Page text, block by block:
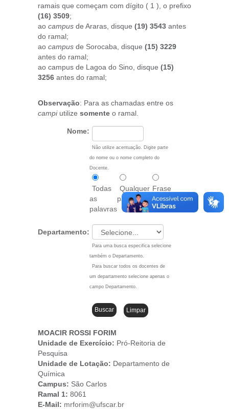
ramais que começam com dígito ( 1 ), o prefixo
(16) 3509;
ao campus de Araras, disque (19) 3543 antes
do ramal;
ao campus de Sorocaba, disque (15) 3229
antes do ramal;
ao campus de Lagoa do Sino, disque (15)
3256 antes do ramal;
Observação: Para as chamadas entre os
campiutilize somente o ramal.
Nome:
Não utilize acentuação. Digite parte
do nome ou o nome completo do
Docente.
Todas
as
palavras
Qualquer
palavra
Frase
exata
Departamento:
Para uma busca especifica selecione
também o Departamento.
Para buscar todos os docentes de
um departamento selecione apenas o
campo Departamento.
MOACIR ROSSI FORIM
Unidade de Exercício: Pró-Reitoria de
Pesquisa
Unidade de Lotação: Departamento de
Química
Campus: São Carlos
Ramal 1: 8061
E-Mail: mrforim@ufscar.br